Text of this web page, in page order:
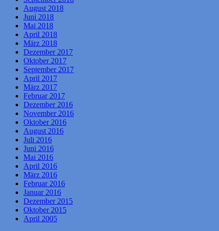
August 2018
Juni 2018
Mai 2018
April 2018
März 2018
Dezember 2017
Oktober 2017
September 2017
April 2017
März 2017
Februar 2017
Dezember 2016
November 2016
Oktober 2016
August 2016
Juli 2016
Juni 2016
Mai 2016
April 2016
März 2016
Februar 2016
Januar 2016
Dezember 2015
Oktober 2015
April 2005